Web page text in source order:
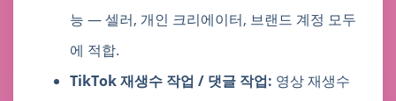
능 — 셀러, 개인 크리에이터, 브랜드 계정 모두
에 적합.
TikTok 재생수 작업 / 댓글 작업: 영상 재생수